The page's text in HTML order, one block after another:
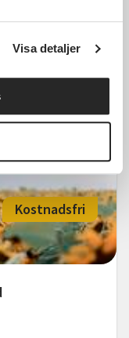
Visa detaljer
09-29
Kostnadsfri